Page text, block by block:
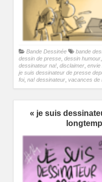
Bande Dessinée bande
dessin de presse dessin humour
dessinateur na! disclaimer envie
je suis dessinateur de presse
foi, na! dessinateur vacances de
« je suis